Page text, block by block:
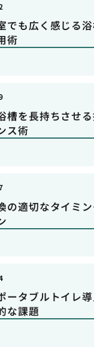
でも広く感じる
術
槽を長持ちさせ
ス術
の適切なタイミ
ータブルトイレ
な課題